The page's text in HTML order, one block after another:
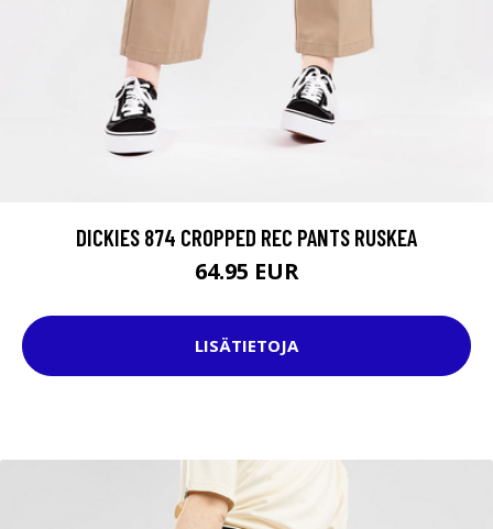
DICKIES 874 CROPPED REC PANTS RUSKEA
64.95 EUR
LISÄTIETOJA